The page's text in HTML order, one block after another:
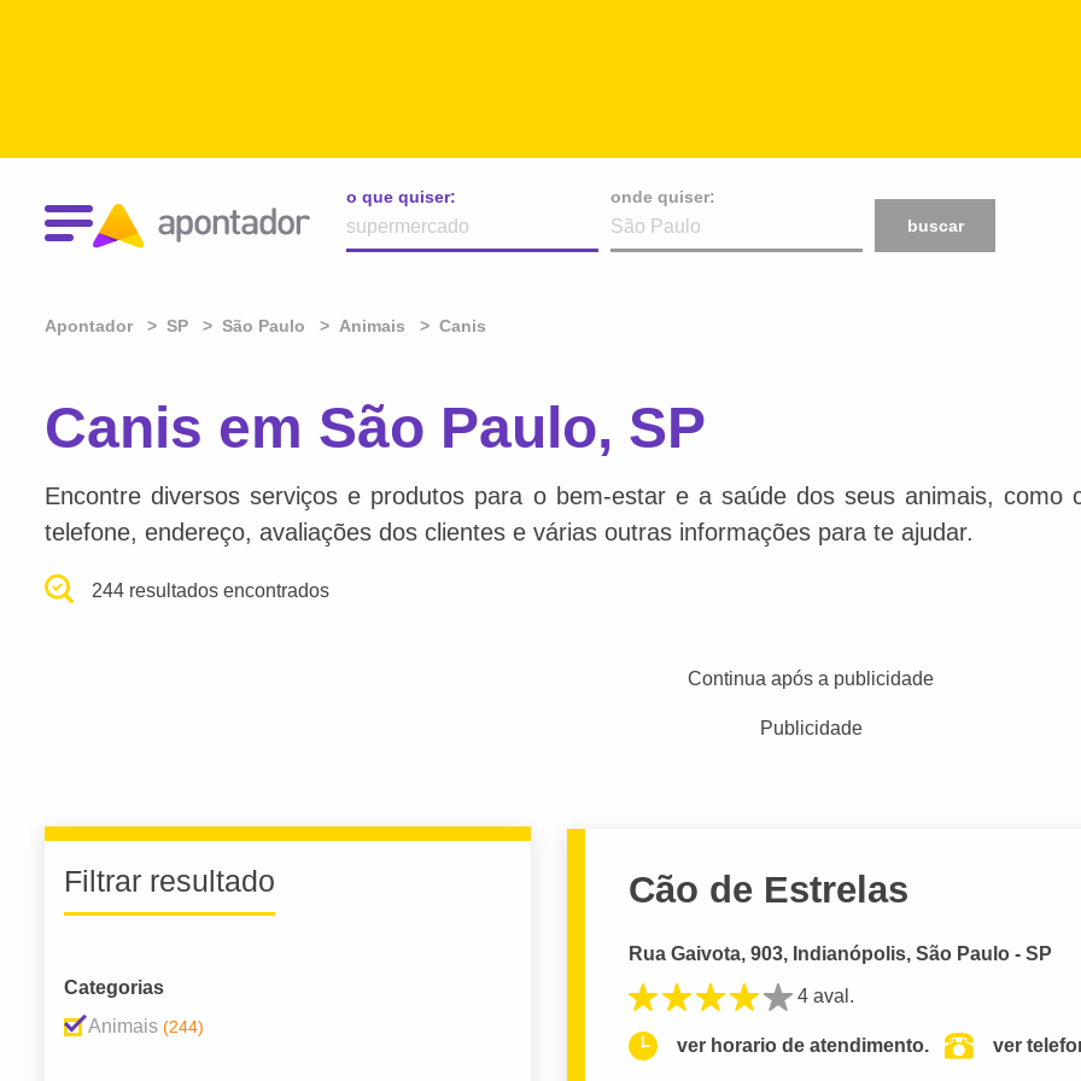
o que quiser:
onde quiser:
buscar
Apontador SP São Paulo Animais Canis
Canis em São Paulo, SP
Encontre diversos serviços e produtos para o bem-estar e a saúde dos seus animais, como
telefone, endereço, avaliações dos clientes e várias outras informações para te ajudar.
244 resultados encontrados
Continua após a publicidade
Publicidade
Filtrar resultado
Categorias
Animais (244)
Cão de Estrelas
Rua Gaivota, 903, Indianópolis, São Paulo - SP
4 aval.
ver horario de atendimento. ver